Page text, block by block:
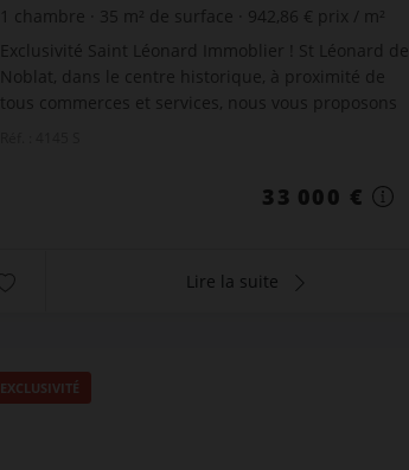
chambre 35 m² de surface 942,86 € prix / m²
Exclusivité Saint Léonard Immoblier ! St Léonard de
Noblat, dans le centre historique, à proximité de
tous commerces et services, nous vous proposons
33 000 €
Lire la suite
EXCLUSIVITÉ